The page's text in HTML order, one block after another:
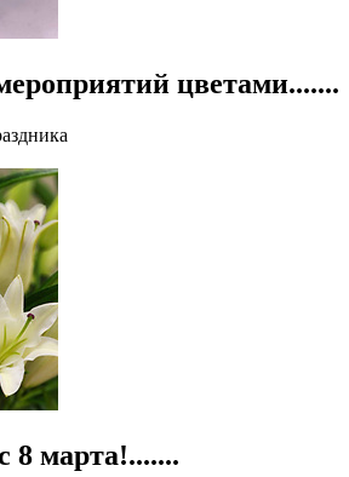
цветами.......
8 марта!.......